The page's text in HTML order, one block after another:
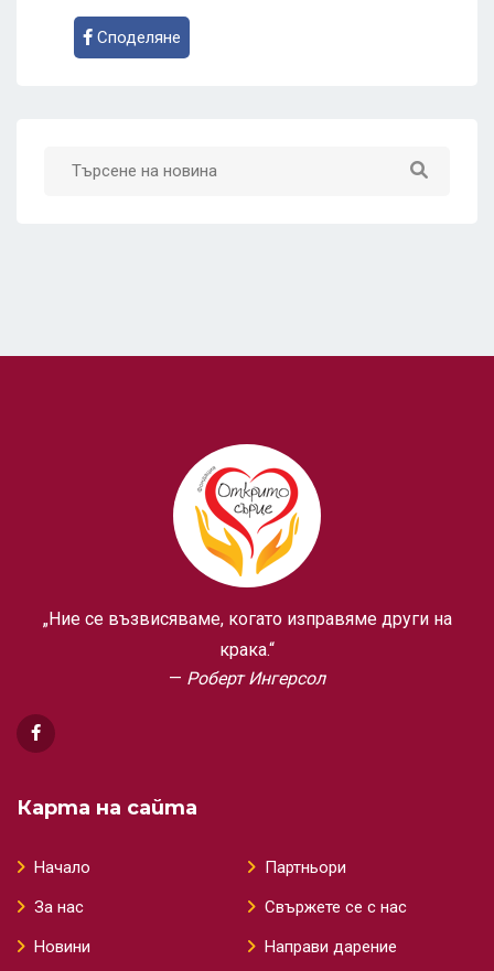
Споделяне
„Ние се възвисяваме, когато изправяме други на
крака.“
Роберт Ингерсол
Карта на сайта
Начало
За нас
Новини
Партньори
Свържете се с нас
Направи дарение